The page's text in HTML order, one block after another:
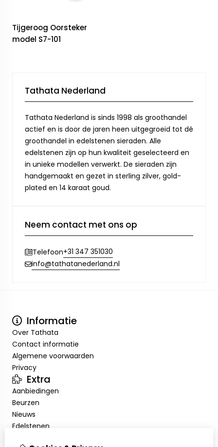
Tijgeroog Oorsteker
model S7-101
Tathata Nederland
Tathata Nederland is sinds 1998 als groothandel
actief en is door de jaren heen uitgegroeid tot dé
groothandel in edelstenen sieraden. Alle
edelstenen zijn op hun kwaliteit geselecteerd en
in unieke modellen verwerkt. De sieraden zijn
handgemaakt en gezet in sterling zilver, gold-
plated en 14 karaat goud.
Neem contact met ons op
Telefoon+31 347 351030
info@tathatanederland.nl
Informatie
Over Tathata
Contact informatie
Algemene voorwaarden
Privacy
Extra
Aanbiedingen
Beurzen
Nieuws
Edelstenen